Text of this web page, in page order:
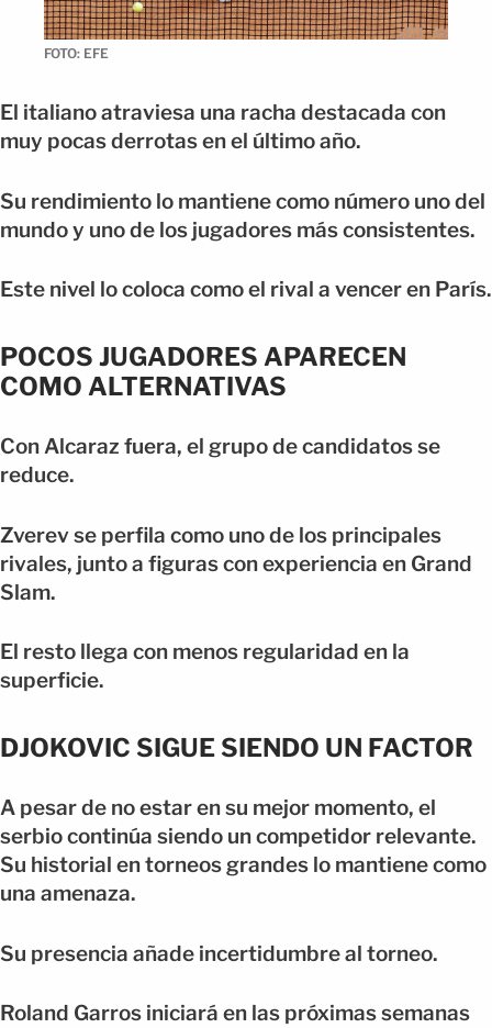
FOTO: EFE
El italiano atraviesa una racha destacada con
muy pocas derrotas en el último año.
Su rendimiento lo mantiene como número uno del
mundo y uno de los jugadores más consistentes.
Este nivel lo coloca como el rival a vencer en París.
POCOS JUGADORES APARECEN
COMO ALTERNATIVAS
Con Alcaraz fuera, el grupo de candidatos se
reduce.
Zverev se perfila como uno de los principales
rivales, junto a figuras con experiencia en Grand
Slam.
El resto llega con menos regularidad en la
superficie.
DJOKOVIC SIGUE SIENDO UN FACTOR
A pesar de no estar en su mejor momento, el
serbio continúa siendo un competidor relevante.
Su historial en torneos grandes lo mantiene como
una amenaza.
Su presencia añade incertidumbre al torneo.
Roland Garros iniciará en las próximas semanas